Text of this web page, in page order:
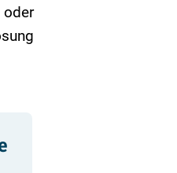
oder